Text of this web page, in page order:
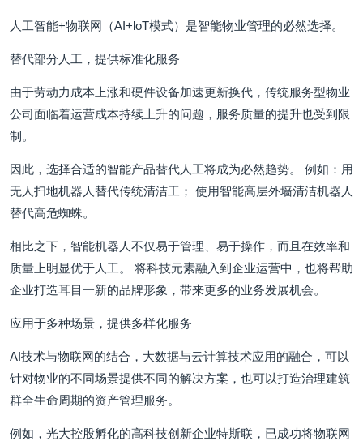
人工智能+物联网（AI+loT模式）是智能物业管理的必然选择。
替代部分人工，提供标准化服务
由于劳动力成本上涨和硬件设备加速更新换代，传统服务型物业
公司面临着运营成本持续上升的问题，服务质量的提升也受到限
制。
因此，选择合适的智能产品替代人工将成为必然趋势。 例如：用
无人扫地机器人替代传统清洁工； 使用智能高层外墙清洁机器人
替代高危蜘蛛。
相比之下，智能机器人不仅易于管理、易于操作，而且在效率和
质量上明显优于人工。 将科技元素融入到企业运营中，也将帮助
企业打造耳目一新的品牌形象，带来更多的业务发展机会。
应用于多种场景，提供多样化服务
AI技术与物联网的结合，大数据与云计算技术应用的融合，可以
针对物业的不同场景提供不同的解决方案，也可以打造治理建筑
群全生命周期的资产管理服务。
例如，光大控股孵化的高科技创新企业特斯联，已成功将物联网